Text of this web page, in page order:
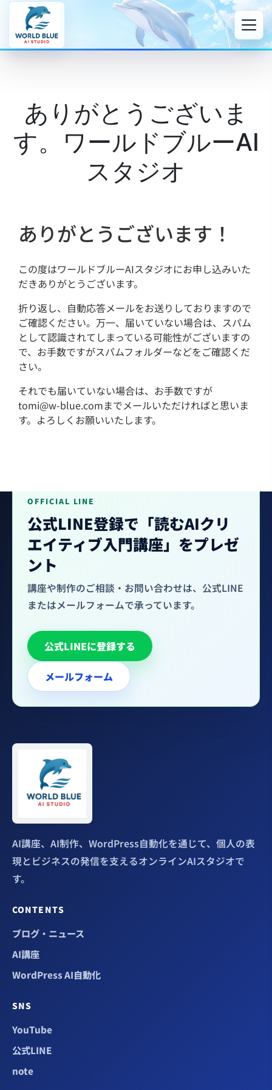
ありがとうございま
す。ワールドブルーAI
スタジオ
ありがとうございます！
この度はワールドブルーAIスタジオにお申し込みいた
だきありがとうございます。
折り返し、自動応答メールをお送りしておりますので
ご確認ください。万一、届いていない場合は、スパム
として認識されてしまっている可能性がございますの
で、お手数ですがスパムフォルダーなどをご確認くだ
さい。
それでも届いていない場合は、お手数ですが
tomi@w-blue.comまでメールいただければと思いま
す。よろしくお願いいたします。
OFFICIAL LINE
公式LINE登録で「読むAIクリ
エイティブ入門講座」をプレゼ
ント
講座や制作のご相談・お問い合わせは、公式LINE
またはメールフォームで承っています。
公式LINEに登録する
メールフォーム
AI講座、AI制作、WordPress自動化を通じて、個人の表
現とビジネスの発信を支えるオンラインAIスタジオで
す。
CONTENTS
ブログ・ニュース
AI講座
WordPress AI自動化
SNS
YouTube
公式LINE
note